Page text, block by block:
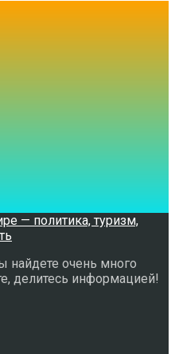
найдете очень много
делитесь информацией!